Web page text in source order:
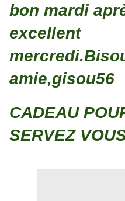
bon mardi
excellent
amie,gisou56
CADEAU
SERVEZ